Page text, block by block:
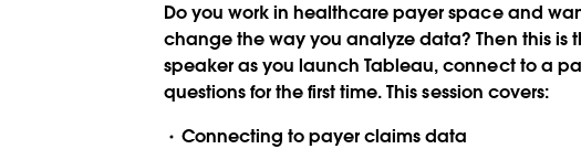
Do you work in healthcare payer space and
change the way you analyze data? Then this is
speaker as you launch Tableau, connect to a
questions for the first time. This session covers:
Connecting to payer claims data